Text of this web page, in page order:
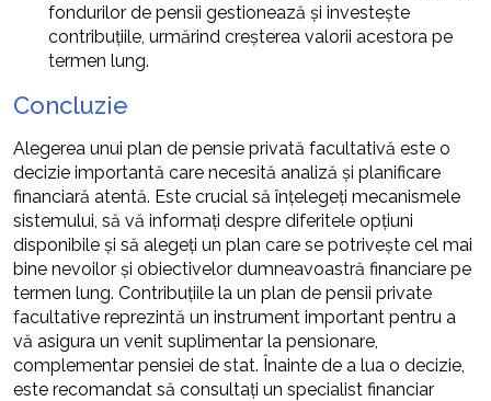
fondurilor de pensii gestionează și investește
contribuțiile, urmărind creșterea valorii acestora pe
termen lung.
Concluzie
Alegerea unui plan de pensie privată facultativă este o
decizie importantă care necesită analiză și planificare
financiară atentă. Este crucial să înțelegeți mecanismele
sistemului, să vă informați despre diferitele opțiuni
disponibile și să alegeți un plan care se potrivește cel mai
bine nevoilor și obiectivelor dumneavoastră financiare pe
termen lung. Contribuțiile la un plan de pensii private
facultative reprezintă un instrument important pentru a
vă asigura un venit suplimentar la pensionare,
complementar pensiei de stat. Înainte de a lua o decizie,
este recomandat să consultați un specialist financiar